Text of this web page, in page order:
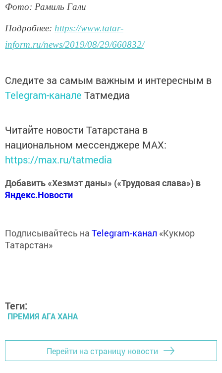
Фото: Рамиль Гали
Подробнее: https://www.tatar-
inform.ru/news/2019/08/29/660832/
Следите за самым важным и интересным в
Telegram-канале Татмедиа
Читайте новости Татарстана в
национальном мессенджере MАХ:
https://max.ru/tatmedia
Добавить «Хезмэт даны» («Трудовая слава») в
Яндекс.Новости
Подписывайтесь на Telegram-канал «Кукмор
Татарстан»
Теги:
ПРЕМИЯ АГА ХАНА
Перейти на страницу новости